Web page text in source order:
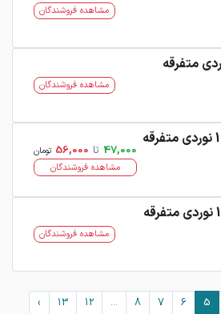
مشاهده فروشندگان
مشاهده فروشندگان
47,000 تا 56,000 تومان
مشاهده فروشندگان
مشاهده فروشندگان
5
6
7
8
...
12
13
›